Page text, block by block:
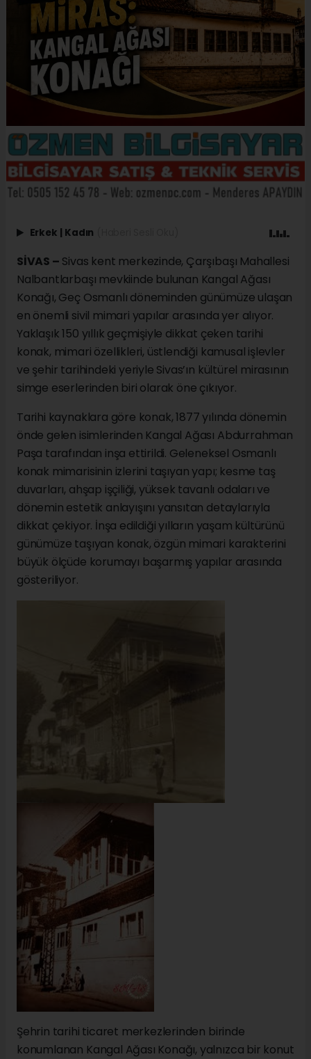
Erkek Kadın
SİVAS – Sivas kent merkezinde, Çarşıbaşı Mahallesi
Nalbantlarbaşı mevkiinde bulunan Kangal Ağası
Konağı, Geç Osmanlı döneminden günümüze ulaşan
en önemli sivil mimari yapılar arasında yer alıyor.
Yaklaşık 150 yıllık geçmişiyle dikkat çeken tarihi
konak, mimari özellikleri, üstlendiği kamusal işlevler
ve şehir tarihindeki yeriyle Sivas’ın kültürel mirasının
simge eserlerinden biri olarak öne çıkıyor.
Tarihi kaynaklara göre konak, 1877 yılında dönemin
önde gelen isimlerinden Kangal Ağası Abdurrahman
Paşa tarafından inşa ettirildi. Geleneksel Osmanlı
konak mimarisinin izlerini taşıyan yapı; kesme taş
duvarları, ahşap işçiliği, yüksek tavanlı odaları ve
dönemin estetik anlayışını yansıtan detaylarıyla
dikkat çekiyor. İnşa edildiği yılların yaşam kültürünü
günümüze taşıyan konak, özgün mimari karakterini
büyük ölçüde korumayı başarmış yapılar arasında
gösteriliyor.
Şehrin tarihi ticaret merkezlerinden birinde
konumlanan Kangal Ağası Konağı, yalnızca bir konut